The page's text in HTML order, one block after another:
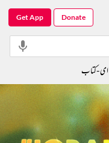
Get App Donate
ای-کتاب